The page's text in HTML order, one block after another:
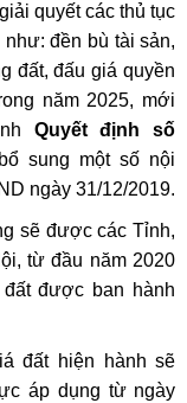
quyết các thủ tục
đền bù tài sản,
đất, đấu giá quyền
năm 2025, mới
Quyết định số
sung một số nội
ngày 31/12/2019.
sẽ được các Tỉnh,
từ đầu năm 2020
được ban hành
đất hiện hành sẽ
áp dụng từ ngày